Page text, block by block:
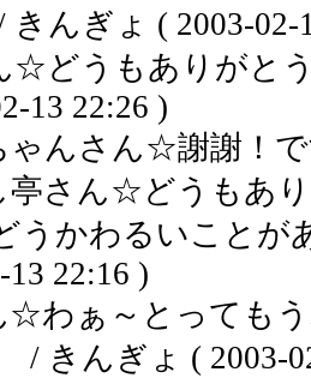
きんぎょ ( 2003-02-
☆どうもありがと
13 22:26 )
んさん☆謝謝！で
亭さん☆どうもあ
うかわるいことが
13 22:16 )
☆わぁ～とっても
/ きんぎょ ( 2003-